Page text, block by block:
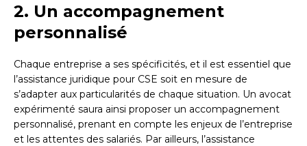
2. Un accompagnement
personnalisé
Chaque entreprise a ses spécificités, et il est essentiel que
l’assistance juridique pour CSE soit en mesure de
s’adapter aux particularités de chaque situation. Un avocat
expérimenté saura ainsi proposer un accompagnement
personnalisé, prenant en compte les enjeux de l’entreprise
et les attentes des salariés. Par ailleurs, l’assistance